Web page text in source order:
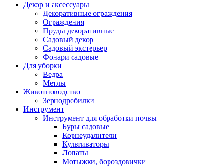
Декор и аксессуары
Декоративные ограждения
Ограждения
Пруды декоративные
Садовый декор
Садовый экстерьер
Фонари садовые
Для уборки
Ведра
Метлы
Животноводство
Зернодробилки
Инструмент
Инструмент для обработки почвы
Буры садовые
Корнеудалители
Культиваторы
Лопаты
Мотыжки, бороздовички